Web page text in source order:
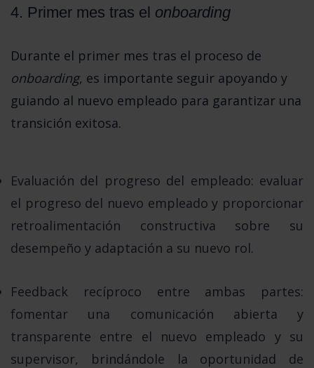
4. Primer mes tras el onboarding
onboarding, es importante seguir apoyando y
guiando al nuevo empleado para garantizar una
transición exitosa.
Evaluación del progreso del empleado: evaluar
el progreso del nuevo empleado y proporcionar
retroalimentación constructiva sobre su
desempeño y adaptación a su nuevo rol.
Feedback recíproco entre ambas partes:
fomentar una comunicación abierta y
transparente entre el nuevo empleado y su
supervisor, brindándole la oportunidad de